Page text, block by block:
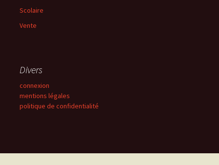
Scolaire
Vente
Divers
connexion
mentions légales
politique de confidentialité